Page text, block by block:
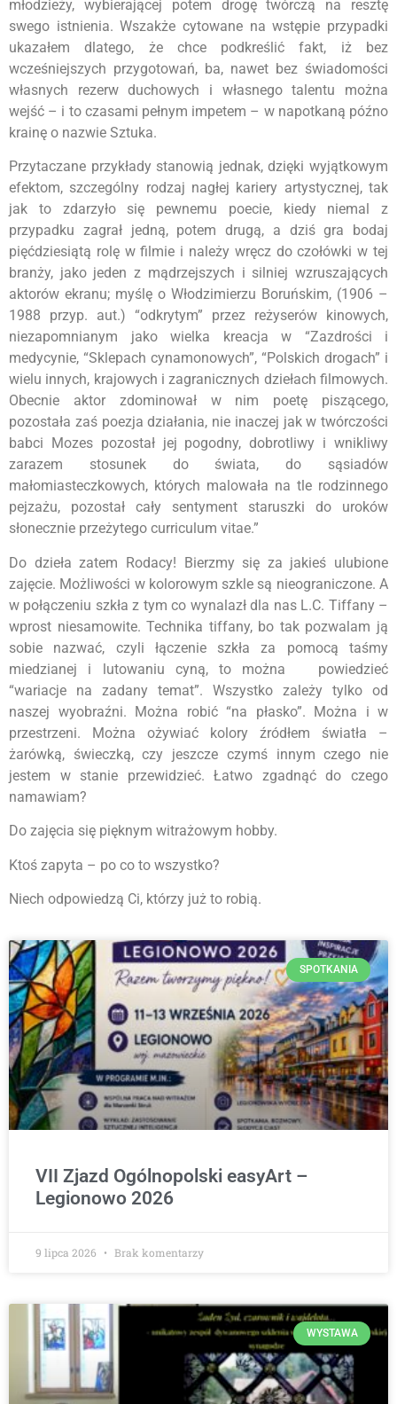
młodzieży, wybierającej potem drogę twórczą na resztę
swego istnienia. Wszakże cytowane na wstępie przypadki
ukazałem dlatego, że chce podkreślić fakt, iż bez
wcześniejszych przygotowań, ba, nawet bez świadomości
własnych rezerw duchowych i własnego talentu można
wejść – i to czasami pełnym impetem – w napotkaną późno
krainę o nazwie Sztuka.
Przytaczane przykłady stanowią jednak, dzięki wyjątkowym
efektom, szczególny rodzaj nagłej kariery artystycznej, tak
jak to zdarzyło się pewnemu poecie, kiedy niemal z
przypadku zagrał jedną, potem drugą, a dziś gra bodaj
pięćdziesiątą rolę w filmie i należy wręcz do czołówki w tej
branży, jako jeden z mądrzejszych i silniej wzruszających
aktorów ekranu; myślę o Włodzimierzu Boruńskim, (1906 –
1988 przyp. aut.) “odkrytym” przez reżyserów kinowych,
niezapomnianym jako wielka kreacja w “Zazdrości i
medycynie, “Sklepach cynamonowych”, “Polskich drogach” i
wielu innych, krajowych i zagranicznych dziełach filmowych.
Obecnie aktor zdominował w nim poetę piszącego,
pozostała zaś poezja działania, nie inaczej jak w twórczości
babci Mozes pozostał jej pogodny, dobrotliwy i wnikliwy
zarazem stosunek do świata, do sąsiadów
małomiasteczkowych, których malowała na tle rodzinnego
pejzażu, pozostał cały sentyment staruszki do uroków
słonecznie przeżytego curriculum vitae.”
Do dzieła zatem Rodacy! Bierzmy się za jakieś ulubione
zajęcie. Możliwości w kolorowym szkle są nieograniczone. A
w połączeniu szkła z tym co wynalazł dla nas L.C. Tiffany –
wprost niesamowite. Technika tiffany, bo tak pozwalam ją
sobie nazwać, czyli łączenie szkła za pomocą taśmy
miedzianej i lutowaniu cyną, to można powiedzieć
“wariacje na zadany temat”. Wszystko zależy tylko od
naszej wyobraźni. Można robić “na płasko”. Można i w
przestrzeni. Można ożywiać kolory źródłem światła –
żarówką, świeczką, czy jeszcze czymś innym czego nie
jestem w stanie przewidzieć. Łatwo zgadnąć do czego
namawiam?
Do zajęcia się pięknym witrażowym hobby.
Ktoś zapyta – po co to wszystko?
Niech odpowiedzą Ci, którzy już to robią.
SPOTKANIA
VII Zjazd Ogólnopolski easyArt –
Legionowo 2026
9 lipca 2026 Brak komentarzy
WYSTAWA